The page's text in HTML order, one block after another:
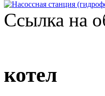
Ссылка на
котел